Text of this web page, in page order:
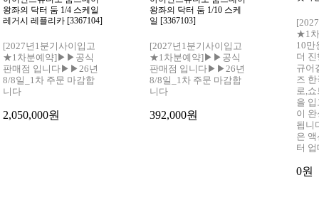
왕좌의 닥터 둠 1/4 스케일
레거시 레플리카 [3367104]
[2027년1분기사이입고
★1차분예약]▶▶공식
판매점 입니다▶▶26년
8/8일_1차 주문 마감합
니다
2,050,000원
왕좌의 닥터 둠 1/10 스케
일 [3367103]
[2027년1분기사이입고
★1차분예약]▶▶공식
판매점 입니다▶▶26년
8/8일_1차 주문 마감합
니다
392,000원
★1
10만
더
규어
즈
로,
을
이
됩니
은
터
0원